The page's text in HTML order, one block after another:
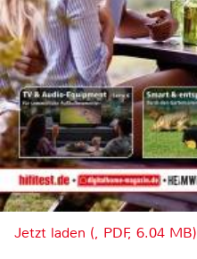
Jetzt laden (, PDF, 6.04 MB)